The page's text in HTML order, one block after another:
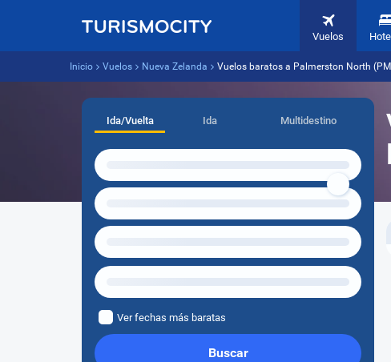
Vuelos
Inicio Vuelos Nueva Zelanda Vuelos baratos a Palmerston North
Ida/Vuelta Ida Multidestino
Ver fechas más baratas
Buscar